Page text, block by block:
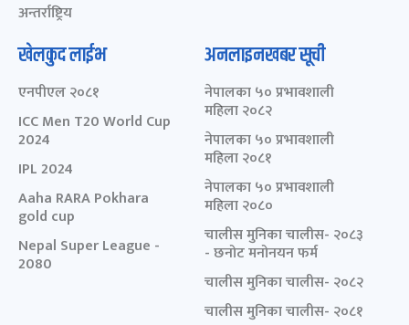
अन्तर्राष्ट्रिय
खेलकुद लाईभ
एनपीएल २०८१
ICC Men T20 World Cup
2024
IPL 2024
Aaha RARA Pokhara
gold cup
Nepal Super League -
2080
अनलाइनखबर सूची
नेपालका ५० प्रभावशाली
महिला २०८२
नेपालका ५० प्रभावशाली
महिला २०८१
नेपालका ५० प्रभावशाली
महिला २०८०
चालीस मुनिका चालीस- २०८३
- छनोट मनोनयन फर्म
चालीस मुनिका चालीस- २०८२
चालीस मुनिका चालीस- २०८१